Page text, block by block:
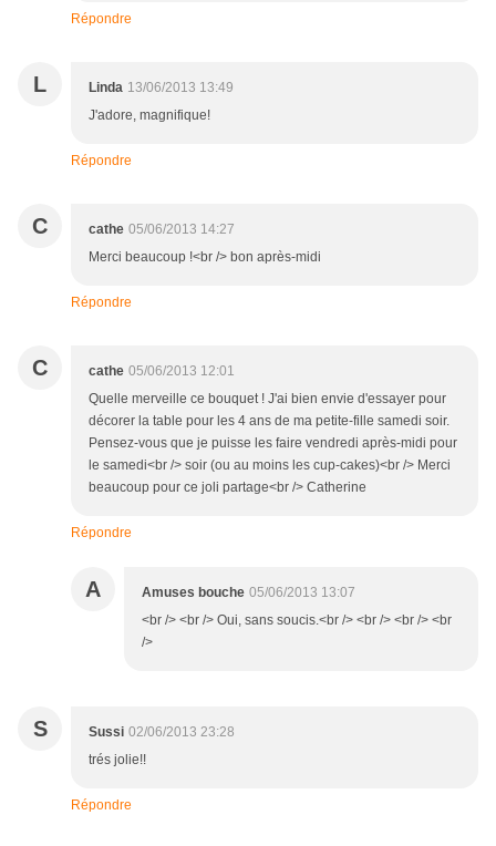
Répondre
L Linda 13/06/2013 13:49
J'adore, magnifique!
Répondre
C cathe 05/06/2013 14:27
Merci beaucoup !<br /> bon après-midi
Répondre
C cathe 05/06/2013 12:01
Quelle merveille ce bouquet ! J'ai bien envie d'essayer pour
décorer la table pour les 4 ans de ma petite-fille samedi soir.
Pensez-vous que je puisse les faire vendredi après-midi pour
le samedi<br /> soir (ou au moins les cup-cakes)<br /> Merci
beaucoup pour ce joli partage<br /> Catherine
Répondre
A Amuses bouche 05/06/2013 13:07
<br /> <br /> Oui, sans soucis.<br /> <br /> <br /> <br
/>
S Sussi 02/06/2013 23:28
trés jolie!!
Répondre